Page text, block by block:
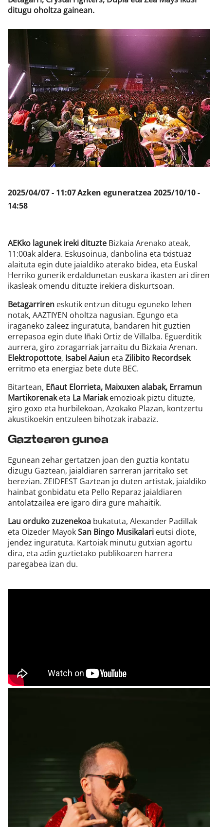
Klisk
ditugu oholtza gainean.
2025/04/07 - 11:07Azken eguneratzea 2025/10/10 -
14:58
AEKko lagunek ireki dituzte Bizkaia Arenako ateak,
11:00ak aldera. Eskusoinua, danbolina eta txistuaz
alaituta egin dute jaialdiko aterako bidea, eta Euskal
Herriko gunerik erdaldunetan euskara ikasten ari diren
ikasleak omendu dituzte irekiera diskurtsoan.
Betagarriren eskutik entzun ditugu eguneko lehen
notak, AAZTIYEN oholtza nagusian. Egungo eta
iraganeko zaleez inguratuta, bandaren hit guztien
errepasoa egin dute Iñaki Ortiz de Villalba. Eguerditik
aurrera, giro zoragarriak jarraitu du Bizkaia Arenan.
Elektropottote, Isabel Aaiun eta Zilibito Recordsek
erritmo eta energiaz bete dute BEC.
Bitartean, Eñaut Elorrieta, Maixuxen alabak, Erramun
Martikorenaketa La Mariakemozioak piztu dituzte,
giro goxo eta hurbilekoan, Azokako Plazan, kontzertu
akustikoekin entzuleen bihotzak irabaziz.
Gaztearen gunea
Egunean zehar gertatzen joan den guztia kontatu
dizugu Gaztean, jaialdiaren sarreran jarritako set
berezian. ZEIDFEST Gaztean jo duten artistak, jaialdiko
hainbat gonbidatu eta Pello Reparaz jaialdiaren
antolatzailea ere igaro dira gure mahaitik.
Lau orduko zuzenekoa bukatuta, Alexander Padillak
eta Oizeder MayokSan Bingo Musikalari eutsi diote,
jendez inguratuta. Kartoiak minutu gutxian agortu
dira, eta adin guztietako publikoaren harrera
paregabea izan du.